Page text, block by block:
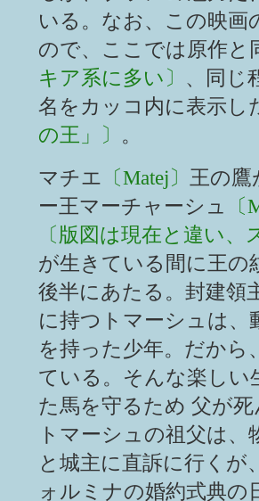
いる。なお、この映画
ので、ここでは原作
キア系に多い〕 、同じ
名をカッコ内に表示し
の王」〕 。
マチエ 〔Matej〕 王の
ー王マーチャーシュ
〔版図は現在と違い
が生きている間に王の
後半にあたる。封建領
に持つトマーシュは、
を持った少年。だから
ている。そんな楽しい
た馬を守るため 父が
トマーシュの祖父は
と城主に直訴に行く
ォルミナの婚約式典